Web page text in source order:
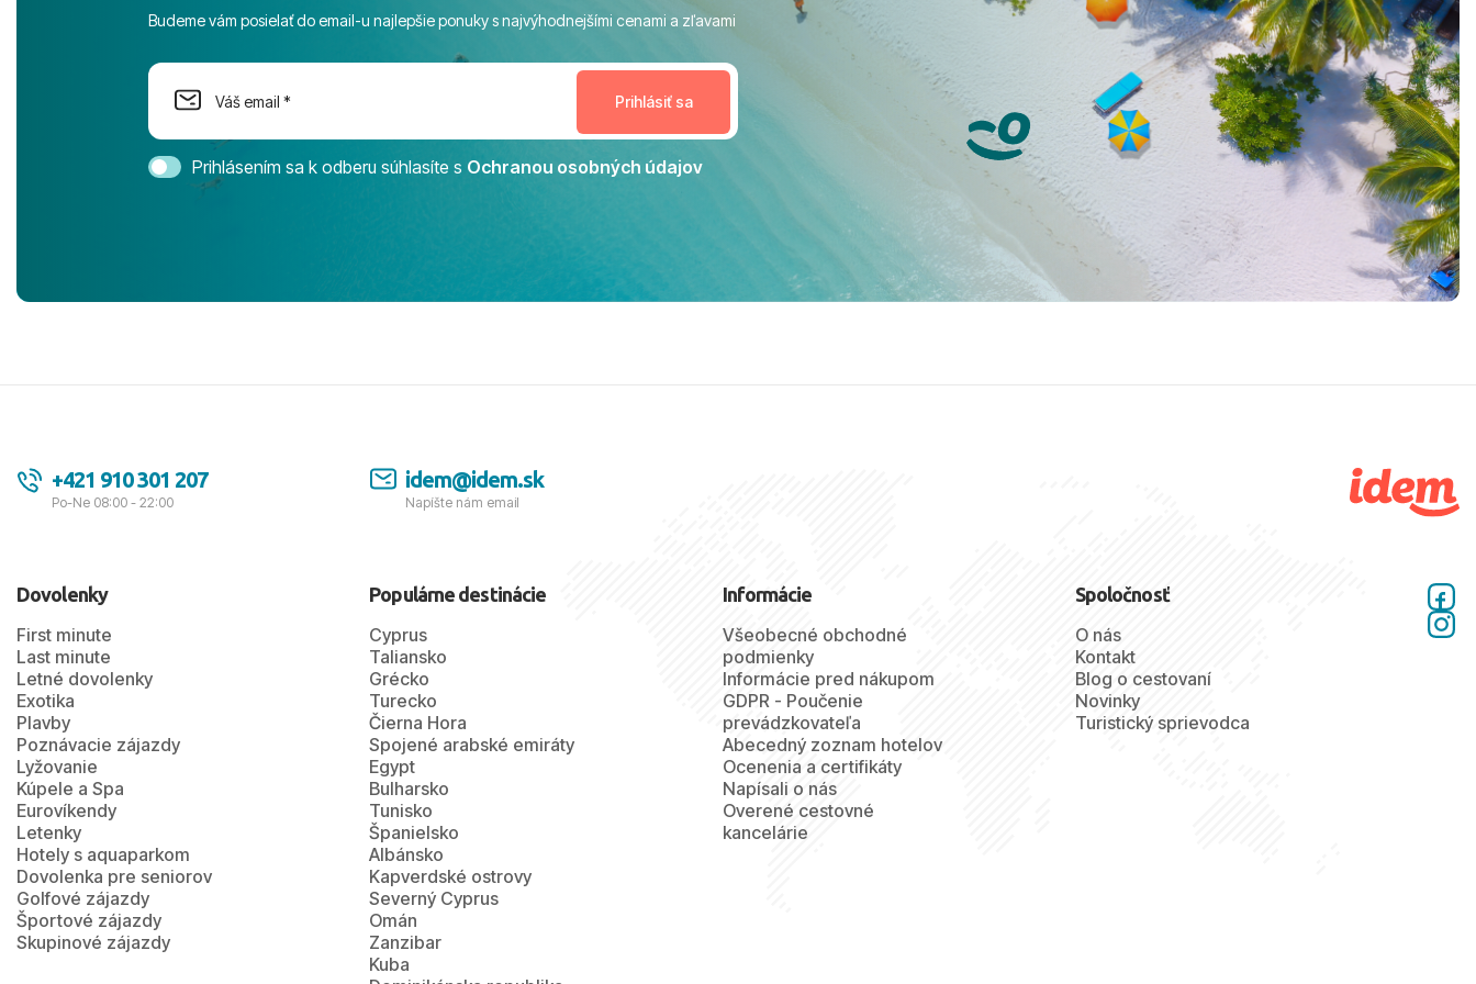
na moment nenudil, no zároveň bol
dostatok priestoru na dokonalý relax. ​
Magic Life Jacaranda môžeme s čistým
svedomím odporučiť každému, kto hľadá
bezstarostnú dovolenku na vysokej
úrovni. Všetko bolo zabezpečené na
tešíme, kam s nami vyrazíte nabudúce!
Ďakujeme za skvelé spomienky. ​S
pozdravom a prianím mnohých ďalších
Budeme vám posielať do email-u najlepšie ponuky s najvýhodnejšími cenami a zľavami
Prihlásením sa k odberu súhlasíte s Ochranou osobných údajov
+421 910 301 207
Po-Ne 08:00 - 22:00
idem@idem.sk
Napíšte nám email
Dovolenky
First minute
Last minute
Letné dovolenky
Exotika
Plavby
Poznávacie zájazdy
Lyžovanie
Kúpele a Spa
Eurovíkendy
Letenky
Hotely s aquaparkom
Dovolenka pre seniorov
Golfové zájazdy
Športové zájazdy
Skupinové zájazdy
Populárne destinácie
Cyprus
Taliansko
Grécko
Turecko
Čierna Hora
Spojené arabské emiráty
Egypt
Bulharsko
Tunisko
Španielsko
Albánsko
Kapverdské ostrovy
Severný Cyprus
Omán
Zanzibar
Kuba
Informácie
Všeobecné obchodné
podmienky
Informácie pred nákupom
GDPR - Poučenie
prevádzkovateľa
Abecedný zoznam hotelov
Ocenenia a certifikáty
Napísali o nás
Overené cestovné
kancelárie
Spoločnosť
O nás
Kontakt
Blog o cestovaní
Novinky
Turistický sprievodca